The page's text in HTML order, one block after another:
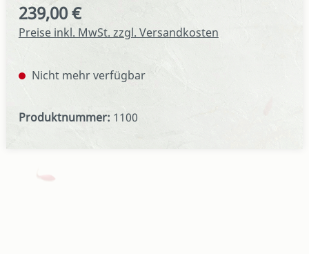
Regulärer Preis:
239,00 €
Preise inkl. MwSt. zzgl. Versandkosten
Nicht mehr verfügbar
Produktnummer: 1100